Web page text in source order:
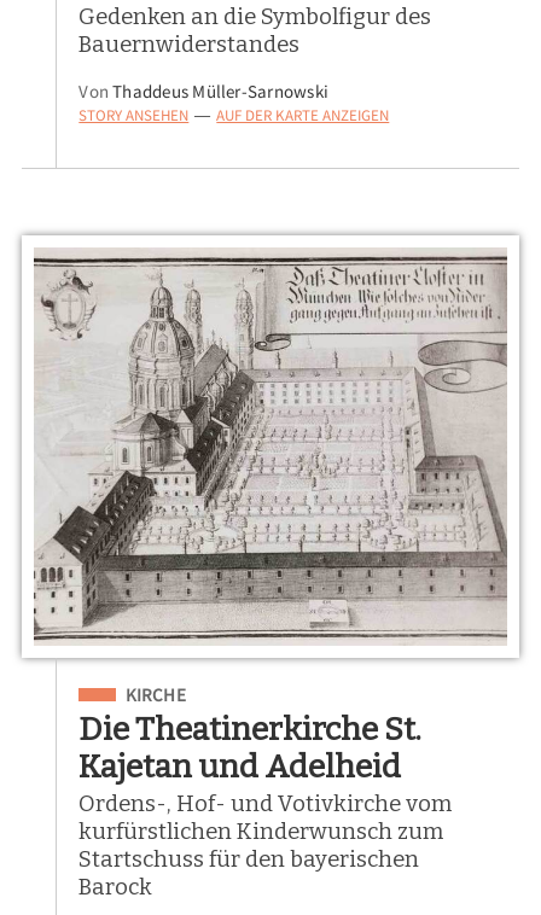
Gedenken an die Symbolfigur des
Bauernwiderstandes
VonThaddeus Müller-Sarnowski
STORY ANSEHEN — AUF DER KARTE ANZEIGEN
Eingeordnet unter
KIRCHE
Die Theatinerkirche St.
Kajetan und Adelheid
Ordens-, Hof- und Votivkirche vom
kurfürstlichen Kinderwunsch zum
Startschuss für den bayerischen
Barock